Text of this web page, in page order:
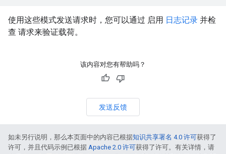
使用这些模式发送请求时，您可以通过 启用 日志记录 并检
查 请求来验证载荷。
该内容对您有帮助吗？
发送反馈
如未另行说明，那么本页面中的内容已根据知识共享署名 4.0 许可获得了
许可，并且代码示例已根据 Apache 2.0 许可获得了许可。有关详情，请